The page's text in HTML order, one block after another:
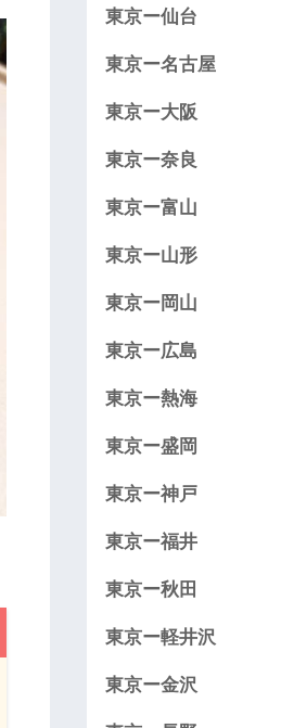
東京ー仙台
東京ー名古屋
東京ー大阪
東京ー奈良
東京ー富山
東京ー山形
東京ー岡山
東京ー広島
東京ー熱海
東京ー盛岡
東京ー神戸
東京ー福井
東京ー秋田
東京ー軽井沢
東京ー金沢